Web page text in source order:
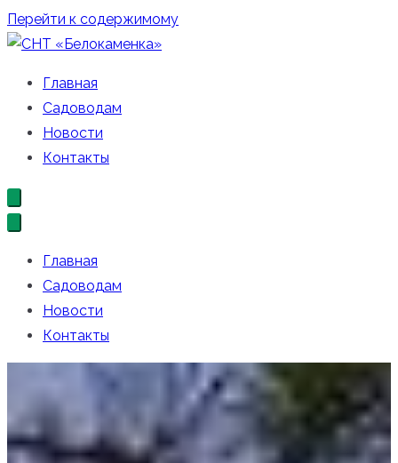
Перейти к содержимому
СНТ «Белокаменка»
Официальный сайт СНТ «Белокаменка»
Главная
Садоводам
Новости
Контакты
Главная
Садоводам
Новости
Контакты